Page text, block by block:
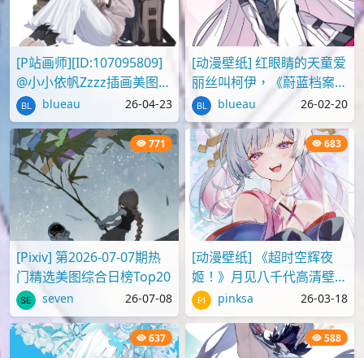
[P站画师][ID:107095809]
@小小依帆Zzzz插画美图作
品推荐blueau 26-04-23
[动漫壁纸] 红眼睛的天童爱
丽丝叫柯伊，《蔚蓝档案》
壁纸图片分享
blueau 26-02-20
771
[Pixiv] 第2026-07-07期热
门精选美图综合日榜Top20
seven 26-07-08
683
[动漫壁纸] 《超时空辉夜
姬！》月见八千代高清壁纸
图片 pinksa 26-03-18
637 588